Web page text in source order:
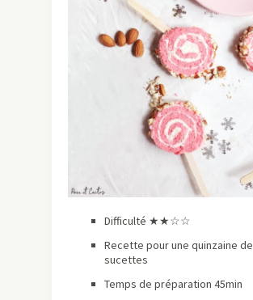
Difficulté ★★☆☆
Recette pour une quinzaine de
sucettes
Temps de préparation 45min